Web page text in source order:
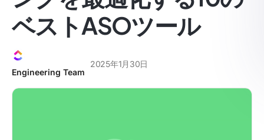
ベストASOツール
Engineering Team
2025年1月30日